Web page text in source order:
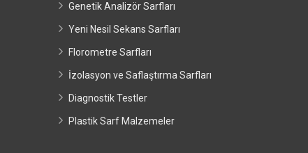
Genetik Analizör Sarfları
Yeni Nesil Sekans Sarfları
Florometre Sarfları
İzolasyon ve Saflaştırma Sarfları
Diagnostik Testler
Plastik Sarf Malzemeler